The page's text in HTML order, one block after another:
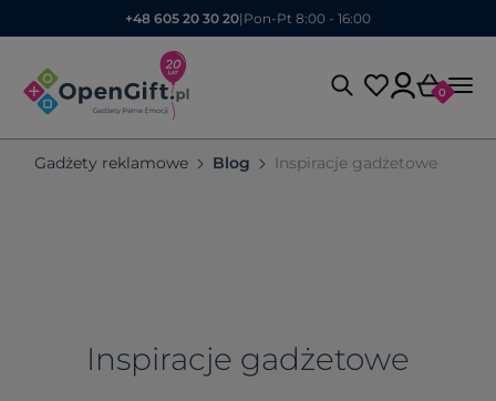
+48 605 20 30 20| Pon-Pt 8:00 - 16:00
0
Gadżety reklamowe Blog Inspiracje gadżetowe
Inspiracje gadżetowe